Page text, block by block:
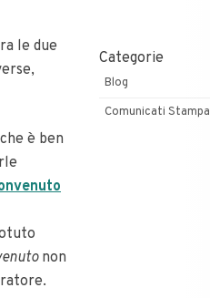
le due
è ben
non
Categorie
Blog
Comunicati Stampa